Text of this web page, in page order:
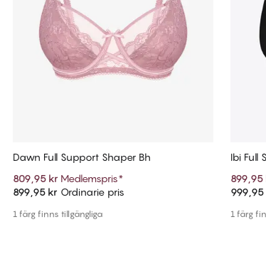
Lägg till i varukorg
Dawn Full Support Shaper Bh
809,95 kr Medlemspris*
899,95 kr Ordinarie pris
1 färg finns tillgängliga
Ibi Full
899,95
999,95
1 färg